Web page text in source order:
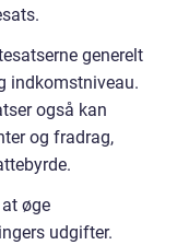
generelt
indkomstniveau.
også kan
og fradrag,
øge
udgifter.